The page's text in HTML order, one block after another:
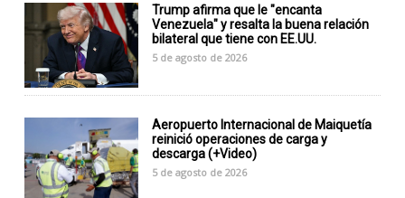
Trump afirma que le "encanta
Venezuela" y resalta la buena relación
bilateral que tiene con EE.UU.
5 de agosto de 2026
Aeropuerto Internacional de Maiquetía
reinició operaciones de carga y
descarga (+Video)
5 de agosto de 2026